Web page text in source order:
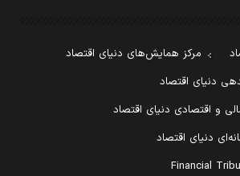
مرکز همایش‌های دنیای اقتصاد
دنیای اقتصاد
و اقتصادی دنیای اقتصاد
دنیای اقتصاد